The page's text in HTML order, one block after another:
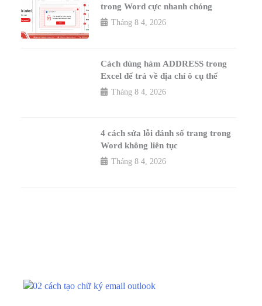
trong Word cực nhanh chóng
Tháng 8 4, 2026
Cách dùng hàm ADDRESS trong
Excel để trả về địa chỉ ô cụ thể
Tháng 8 4, 2026
4 cách sửa lỗi đánh số trang trong
Word không liên tục
Tháng 8 4, 2026